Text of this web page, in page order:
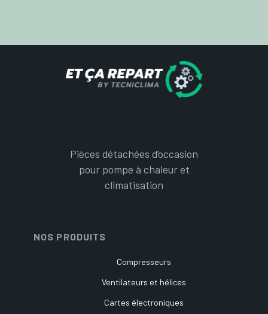
Pièces détachées d’occasion
pour pompe à chaleur et
climatisation
NOS PRODUITS
Compresseurs
Ventilateurs et hélices
Cartes électroniques